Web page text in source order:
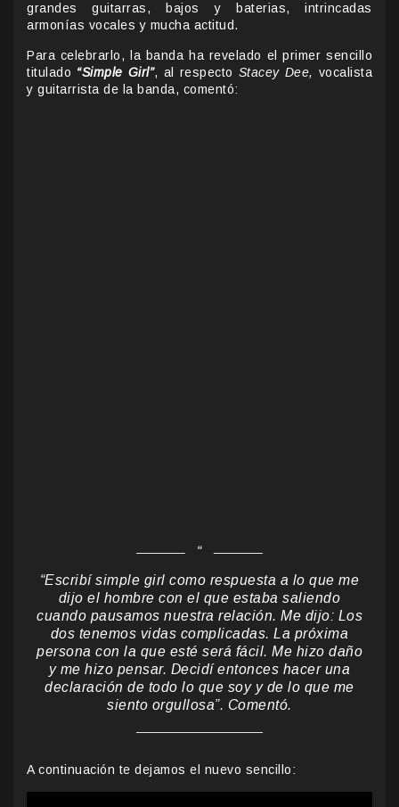
grandes guitarras, bajos y baterias, intrincadas
armonías vocales y mucha actitud.
Para celebrarlo, la banda ha revelado el primer sencillo
titulado “Simple Girl”, al respecto Stacey Dee, vocalista
y guitarrista de la banda, comentó:
“Escribí simple girl como respuesta a lo que me
dijo el hombre con el que estaba saliendo
cuando pausamos nuestra relación. Me dijo: Los
dos tenemos vidas complicadas. La próxima
persona con la que esté será fácil. Me hizo daño
y me hizo pensar. Decidí entonces hacer una
declaración de todo lo que soy y de lo que me
siento orgullosa”. Comentó.
A continuación te dejamos el nuevo sencillo: